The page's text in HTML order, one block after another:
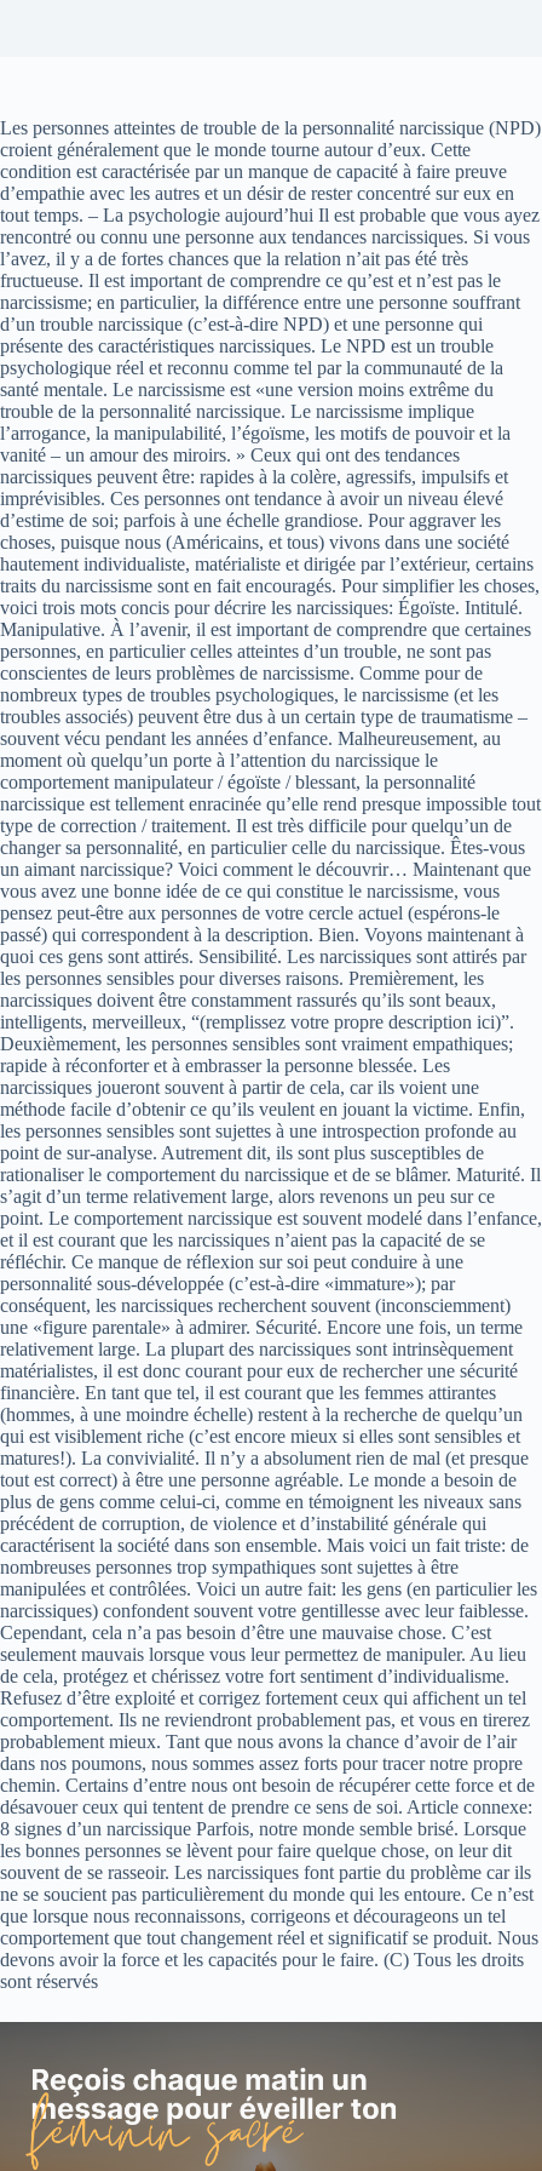
Les personnes atteintes de trouble de la personnalité narcissique (NPD)
croient généralement que le monde tourne autour d’eux. Cette
condition est caractérisée par un manque de capacité à faire preuve
d’empathie avec les autres et un désir de rester concentré sur eux en
tout temps. – La psychologie aujourd’hui Il est probable que vous ayez
rencontré ou connu une personne aux tendances narcissiques. Si vous
l’avez, il y a de fortes chances que la relation n’ait pas été très
fructueuse. Il est important de comprendre ce qu’est et n’est pas le
narcissisme; en particulier, la différence entre une personne souffrant
d’un trouble narcissique (c’est-à-dire NPD) et une personne qui
présente des caractéristiques narcissiques. Le NPD est un trouble
psychologique réel et reconnu comme tel par la communauté de la
santé mentale. Le narcissisme est «une version moins extrême du
trouble de la personnalité narcissique. Le narcissisme implique
l’arrogance, la manipulabilité, l’égoïsme, les motifs de pouvoir et la
vanité – un amour des miroirs. » Ceux qui ont des tendances
narcissiques peuvent être: rapides à la colère, agressifs, impulsifs et
imprévisibles. Ces personnes ont tendance à avoir un niveau élevé
d’estime de soi; parfois à une échelle grandiose. Pour aggraver les
choses, puisque nous (Américains, et tous) vivons dans une société
hautement individualiste, matérialiste et dirigée par l’extérieur, certains
traits du narcissisme sont en fait encouragés. Pour simplifier les choses,
voici trois mots concis pour décrire les narcissiques: Égoïste. Intitulé.
Manipulative. À l’avenir, il est important de comprendre que certaines
personnes, en particulier celles atteintes d’un trouble, ne sont pas
conscientes de leurs problèmes de narcissisme. Comme pour de
nombreux types de troubles psychologiques, le narcissisme (et les
troubles associés) peuvent être dus à un certain type de traumatisme –
souvent vécu pendant les années d’enfance. Malheureusement, au
moment où quelqu’un porte à l’attention du narcissique le
comportement manipulateur / égoïste / blessant, la personnalité
narcissique est tellement enracinée qu’elle rend presque impossible tout
type de correction / traitement. Il est très difficile pour quelqu’un de
changer sa personnalité, en particulier celle du narcissique. Êtes-vous
un aimant narcissique? Voici comment le découvrir… Maintenant que
vous avez une bonne idée de ce qui constitue le narcissisme, vous
pensez peut-être aux personnes de votre cercle actuel (espérons-le
passé) qui correspondent à la description. Bien. Voyons maintenant à
quoi ces gens sont attirés. Sensibilité. Les narcissiques sont attirés par
les personnes sensibles pour diverses raisons. Premièrement, les
narcissiques doivent être constamment rassurés qu’ils sont beaux,
intelligents, merveilleux, “(remplissez votre propre description ici)”.
Deuxièmement, les personnes sensibles sont vraiment empathiques;
rapide à réconforter et à embrasser la personne blessée. Les
narcissiques joueront souvent à partir de cela, car ils voient une
méthode facile d’obtenir ce qu’ils veulent en jouant la victime. Enfin,
les personnes sensibles sont sujettes à une introspection profonde au
point de sur-analyse. Autrement dit, ils sont plus susceptibles de
rationaliser le comportement du narcissique et de se blâmer. Maturité. Il
s’agit d’un terme relativement large, alors revenons un peu sur ce
point. Le comportement narcissique est souvent modelé dans l’enfance,
et il est courant que les narcissiques n’aient pas la capacité de se
réfléchir. Ce manque de réflexion sur soi peut conduire à une
personnalité sous-développée (c’est-à-dire «immature»); par
conséquent, les narcissiques recherchent souvent (inconsciemment)
une «figure parentale» à admirer. Sécurité. Encore une fois, un terme
relativement large. La plupart des narcissiques sont intrinsèquement
matérialistes, il est donc courant pour eux de rechercher une sécurité
financière. En tant que tel, il est courant que les femmes attirantes
(hommes, à une moindre échelle) restent à la recherche de quelqu’un
qui est visiblement riche (c’est encore mieux si elles sont sensibles et
matures!). La convivialité. Il n’y a absolument rien de mal (et presque
tout est correct) à être une personne agréable. Le monde a besoin de
plus de gens comme celui-ci, comme en témoignent les niveaux sans
précédent de corruption, de violence et d’instabilité générale qui
caractérisent la société dans son ensemble. Mais voici un fait triste: de
nombreuses personnes trop sympathiques sont sujettes à être
manipulées et contrôlées. Voici un autre fait: les gens (en particulier les
narcissiques) confondent souvent votre gentillesse avec leur faiblesse.
Cependant, cela n’a pas besoin d’être une mauvaise chose. C’est
seulement mauvais lorsque vous leur permettez de manipuler. Au lieu
de cela, protégez et chérissez votre fort sentiment d’individualisme.
Refusez d’être exploité et corrigez fortement ceux qui affichent un tel
comportement. Ils ne reviendront probablement pas, et vous en tirerez
probablement mieux. Tant que nous avons la chance d’avoir de l’air
dans nos poumons, nous sommes assez forts pour tracer notre propre
chemin. Certains d’entre nous ont besoin de récupérer cette force et de
désavouer ceux qui tentent de prendre ce sens de soi. Article connexe:
8 signes d’un narcissique Parfois, notre monde semble brisé. Lorsque
les bonnes personnes se lèvent pour faire quelque chose, on leur dit
souvent de se rasseoir. Les narcissiques font partie du problème car ils
ne se soucient pas particulièrement du monde qui les entoure. Ce n’est
que lorsque nous reconnaissons, corrigeons et décourageons un tel
comportement que tout changement réel et significatif se produit. Nous
devons avoir la force et les capacités pour le faire. (C) Tous les droits
sont réservés